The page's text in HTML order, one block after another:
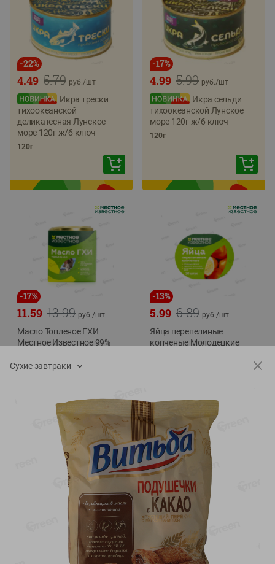
-22%
5.79
4.49 руб./шт
Икра трески
тихоокеанской
деликатесная Лунское
море 120г ж/б ключ
120г
-17%
5.99
4.99 руб./шт
Икра сельди
тихоокеанской Лунское
море 120г ж/б ключ
120г
-17%
13.99
11.59 руб./шт
Масло Топленое ГХИ
Местное Известное 99%
-13%
6.89
5.99 руб./шт
Яйца перепелиные
копченые Молодецкие
Показано 1-14 из 79
Показать 15-28 из 79
Каталог товаров
Специально для вас
Сухие завтраки